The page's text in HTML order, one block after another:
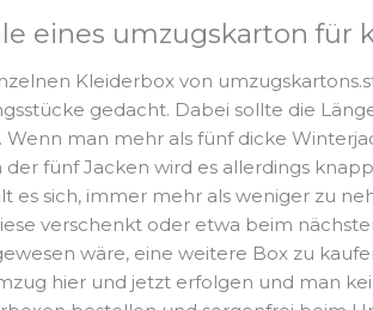
eines umzugskarton für
Kleiderbox von
gedacht. Dabei sollte die
man mehr als fünf dicke
fünf Jacken wird es allerdings
es sich, immer mehr als weniger zu
verschenkt oder etwa beim
wäre, eine weitere Box zu
hier und jetzt erfolgen und man